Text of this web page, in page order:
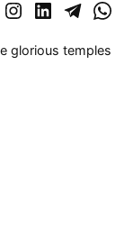
Instagram
LinkedInTelegram
glorious temples